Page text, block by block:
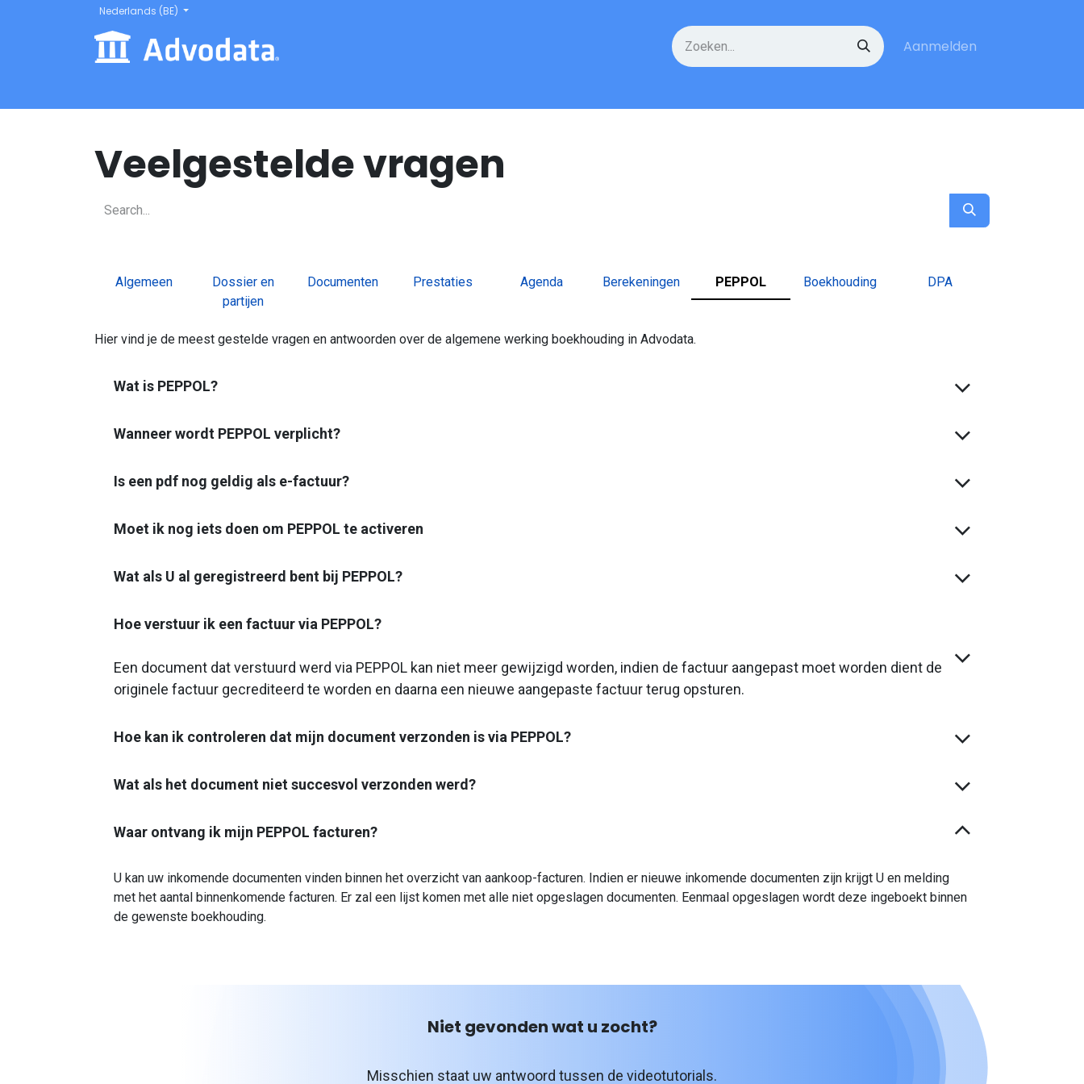
Overslaan naar inhoud
Nederlands (BE)
Aanmelden
Veelgestelde vragen
Algemeen
Dossier en
partijen
Documenten Prestaties Agenda Berekeningen PEPPOL Boekhouding DPA
Hier vind je de meest gestelde vragen en antwoorden over de algemene werking boekhouding in Advodata.
Wat is PEPPOL?
Wanneer wordt PEPPOL verplicht?
Is een pdf nog geldig als e-factuur?
Moet ik nog iets doen om PEPPOL te activeren
Wat als U al geregistreerd bent bij PEPPOL?
Hoe verstuur ik een factuur via PEPPOL?
Een document dat verstuurd werd via PEPPOL kan niet meer gewijzigd worden, indien de factuur aangepast moet worden dient de
originele factuur gecrediteerd te worden en daarna een nieuwe aangepaste factuur terug opsturen.
Hoe kan ik controleren dat mijn document verzonden is via PEPPOL?
Wat als het document niet succesvol verzonden werd?
Waar ontvang ik mijn PEPPOL facturen?
U kan uw inkomende documenten vinden binnen het overzicht van aankoop-facturen. Indien er nieuwe inkomende documenten zijn krijgt U en melding
met het aantal binnenkomende facturen. Er zal een lijst komen met alle niet opgeslagen documenten. Eenmaal opgeslagen wordt deze ingeboekt binnen
de gewenste boekhouding.
Niet gevonden wat u zocht?
Misschien staat uw antwoord tussen de videotutorials.